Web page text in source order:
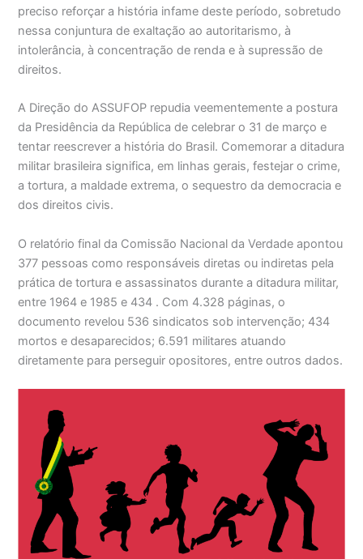
preciso reforçar a história infame deste período, sobretudo
nessa conjuntura de exaltação ao autoritarismo, à
intolerância, à concentração de renda e à supressão de
direitos.
A Direção do ASSUFOP repudia veementemente a postura
da Presidência da República de celebrar o 31 de março e
tentar reescrever a história do Brasil. Comemorar a ditadura
militar brasileira significa, em linhas gerais, festejaro crime,
a tortura, a maldade extrema, o sequestro da democracia e
dos direitos civis.
O relatório final da Comissão Nacional da Verdade apontou
377 pessoas como responsáveis diretas ou indiretas pela
prática de tortura e assassinatos durante a ditadura militar,
entre 1964 e 1985 e 434 . Com 4.328 páginas, o
documento revelou 536 sindicatos sob intervenção; 434
mortos e desaparecidos; 6.591 militares atuando
diretamente para perseguir opositores, entre outros dados.